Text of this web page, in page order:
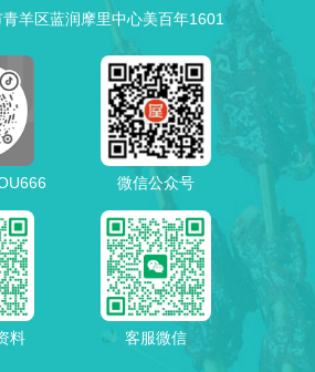
羊区蓝润摩里中心美百年1601
微信公众号
料 客服微信